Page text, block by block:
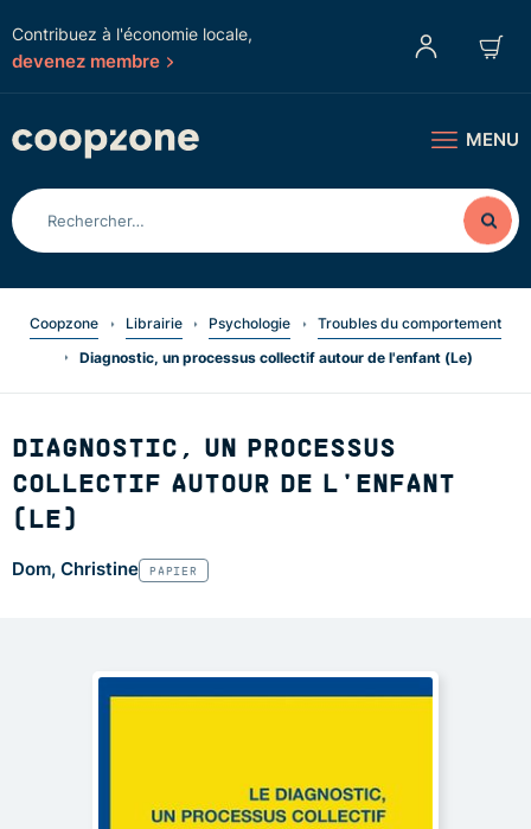
Contribuez à l'économie locale,
devenez membre
MENU
Coopzone Librairie Psychologie
Troubles du comportement
Diagnostic, un processus collectif autour de l'enfant (Le)
DIAGNOSTIC, UN PROCESSUS
COLLECTIF AUTOUR DE L'ENFANT
(LE)
Dom, Christine PAPIER